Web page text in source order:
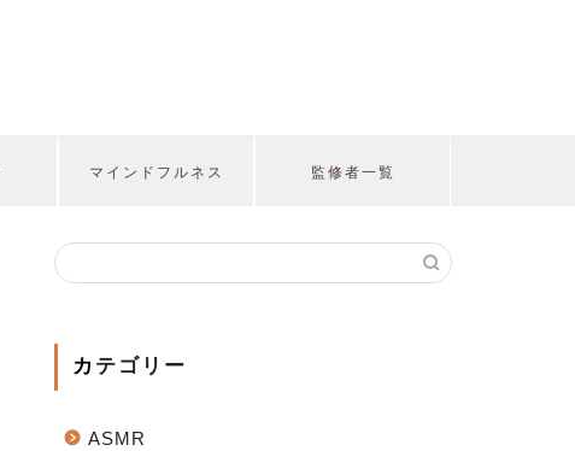
マインドフルネス 監修者一覧
カテゴリー
ASMR